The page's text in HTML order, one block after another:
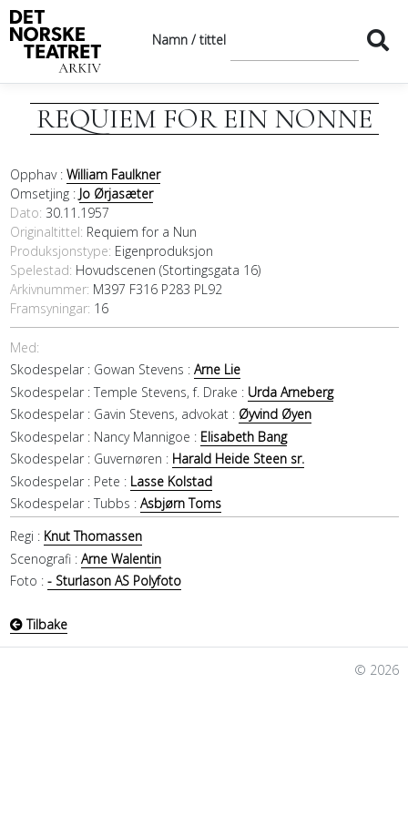
Namn / tittel
REQUIEM FOR EIN NONNE
Opphav : William Faulkner
Omsetjing : Jo Ørjasæter
Dato 30.11.1957
Originaltittel Requiem for a Nun
Produksjonstype: Eigenproduksjon
Spelestad: Hovudscenen (Stortingsgata 16)
Arkivnummer: M397 F316 P283 PL92
Framsyningar: 16
Med:
Skodespelar : Gowan Stevens : Arne Lie
Skodespelar : Temple Stevens, f. Drake : Urda Arneberg
Skodespelar : Gavin Stevens, advokat : Øyvind Øyen
Skodespelar : Nancy Mannigoe : Elisabeth Bang
Skodespelar : Guvernøren : Harald Heide Steen sr.
Skodespelar : Pete : Lasse Kolstad
Skodespelar : Tubbs : Asbjørn Toms
Regi : Knut Thomassen
Scenografi : Arne Walentin
Foto : - Sturlason AS Polyfoto
Tilbake
© 2026